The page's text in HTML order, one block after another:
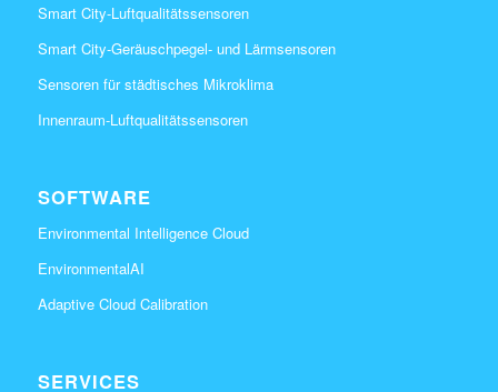
Smart City-Luftqualitätssensoren
Smart City-Geräuschpegel- und Lärmsensoren
Sensoren für städtisches Mikroklima
Innenraum-Luftqualitätssensoren
SOFTWARE
Environmental Intelligence Cloud
EnvironmentalAI
Adaptive Cloud Calibration
SERVICES